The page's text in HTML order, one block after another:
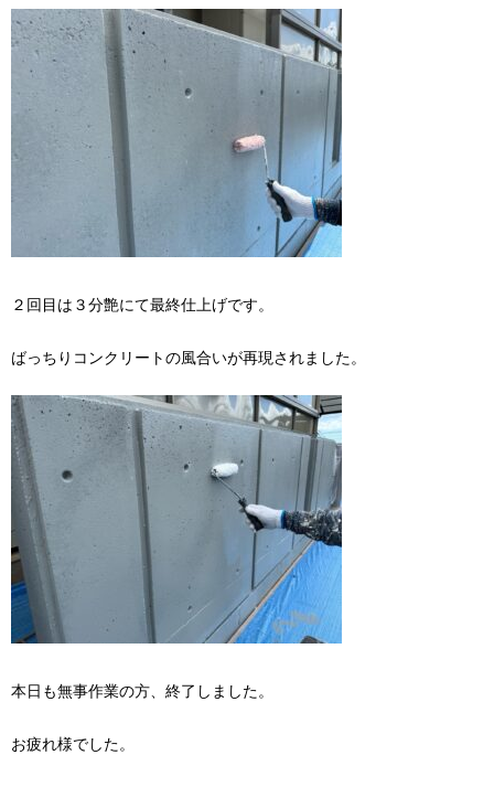
２回目は３分艶にて最終仕上げです。
ばっちりコンクリートの風合いが再現されました。
本日も無事作業の方、終了しました。
お疲れ様でした。